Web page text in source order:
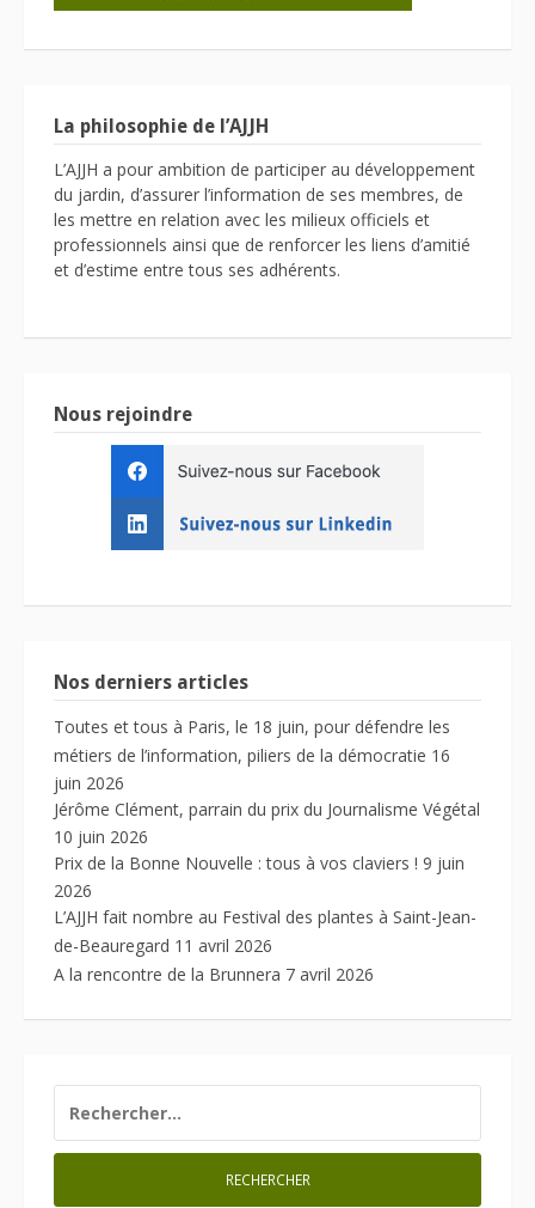
La philosophie de l’AJJH
L’AJJH a pour ambition de participer au développement
du jardin, d’assurer l’information de ses membres, de
les mettre en relation avec les milieux officiels et
professionnels ainsi que de renforcer les liens d’amitié
et d’estime entre tous ses adhérents.
Nous rejoindre
Nos derniers articles
Toutes et tous à Paris, le 18 juin, pour défendre les
métiers de l’information, piliers de la démocratie 16
juin 2026
Jérôme Clément, parrain du prix du Journalisme Végétal
10 juin 2026
Prix de la Bonne Nouvelle : tous à vos claviers ! 9 juin
2026
L’AJJH fait nombre au Festival des plantes à Saint-Jean-
de-Beauregard 11 avril 2026
A la rencontre de la Brunnera 7 avril 2026